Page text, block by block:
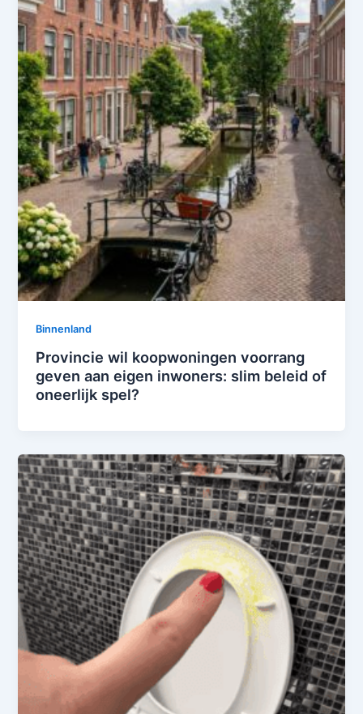
Binnenland
Provincie wil koopwoningen voorrang
geven aan eigen inwoners: slim beleid of
oneerlijk spel?